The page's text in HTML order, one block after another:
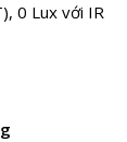
0 Lux với IR